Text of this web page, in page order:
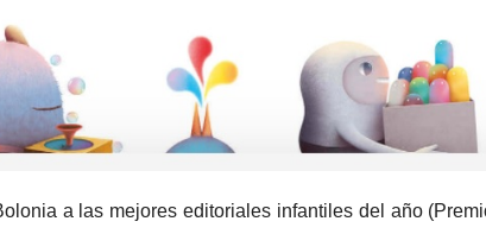
a las mejores editoriales infantiles del año